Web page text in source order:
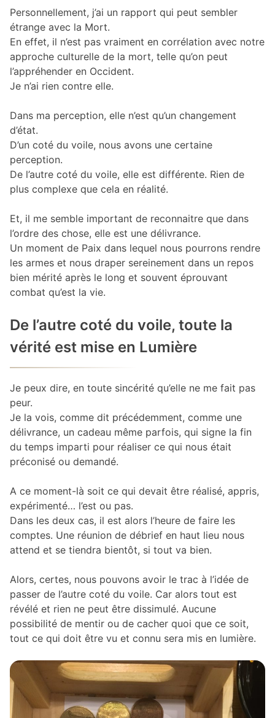
Personnellement, j’ai un rapport qui peut sembler
étrange avec la Mort.
En effet, il n’est pas vraiment en corrélation avec notre
approche culturelle de la mort, telle qu’on peut
l’appréhender en Occident.
Je n’ai rien contre elle.
Dans ma perception, elle n’est qu’un changement
d’état.
D’un coté du voile, nous avons une certaine
perception.
De l’autre coté du voile, elle est différente. Rien de
plus complexe que cela en réalité.
Et, il me semble important de reconnaitre que dans
l’ordre des chose, elle est une délivrance.
Un moment de Paix dans lequel nous pourrons rendre
les armes et nous draper sereinement dans un repos
bien mérité après le long et souvent éprouvant
combat qu’est la vie.
De l’autre coté du voile, toute la
vérité est mise en Lumière
Je peux dire, en toute sincérité qu’elle ne me fait pas
peur.
Je la vois, comme dit précédemment, comme une
délivrance, un cadeau même parfois, qui signe la fin
du temps imparti pour réaliser ce qui nous était
préconisé ou demandé.
A ce moment-là soit ce qui devait être réalisé, appris,
expérimenté… l’est ou pas.
Dans les deux cas, il est alors l’heure de faire les
comptes. Une réunion de débrief en haut lieu nous
attend et se tiendra bientôt, si tout va bien.
Alors, certes, nous pouvons avoir le trac à l’idée de
passer de l’autre coté du voile. Car alors tout est
révélé et rien ne peut être dissimulé. Aucune
possibilité de mentir ou de cacher quoi que ce soit,
tout ce qui doit être vu et connu sera mis en lumière.